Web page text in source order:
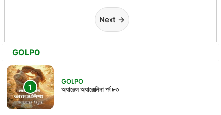
Next →
GOLPO
GOLPO
অ্যাঞ্জেল অ্যাঞ্জেলিনা পর্ব ৮৩